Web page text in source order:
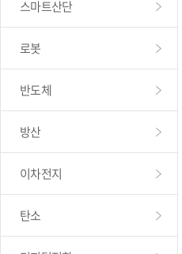
스마트산단
로봇
반도체
방산
이차전지
탄소